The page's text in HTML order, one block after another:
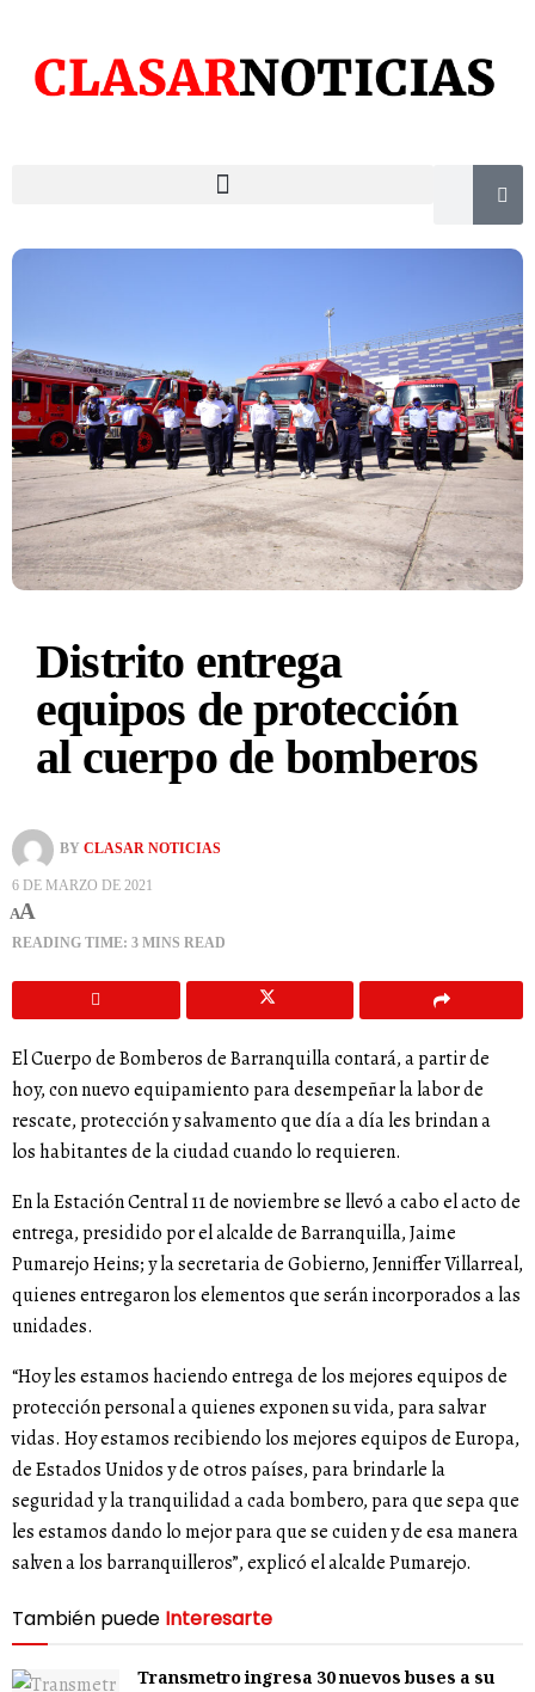
Distrito entrega
equipos de protección
al cuerpo de bomberos
BY CLASAR NOTICIAS
6 DE MARZO DE 2021
AA
READING TIME: 3 MINS READ
El Cuerpo de Bomberos de Barranquilla contará, a partir de
hoy, con nuevo equipamiento para desempeñar la labor de
rescate, protección y salvamento que día a día les brindan a
los habitantes de la ciudad cuando lo requieren.
En la Estación Central 11 de noviembre se llevó a cabo el acto de
entrega, presidido por el alcalde de Barranquilla, Jaime
Pumarejo Heins; y la secretaria de Gobierno, Jenniffer Villarreal,
quienes entregaron los elementos que serán incorporados a las
unidades.
“Hoy les estamos haciendo entrega de los mejores equipos de
protección personal a quienes exponen su vida, para salvar
vidas. Hoy estamos recibiendo los mejores equipos de Europa,
de Estados Unidos y de otros países, para brindarle la
seguridad y la tranquilidad a cada bombero, para que sepa que
les estamos dando lo mejor para que se cuiden y de esa manera
salven a los barranquilleros”, explicó el alcalde Pumarejo.
También puede Interesarte
Transmetro ingresa 30 nuevos buses a su